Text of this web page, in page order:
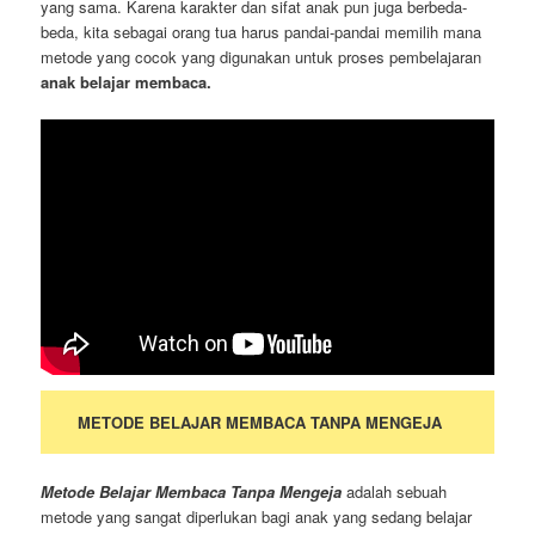
yang sama. Karena karakter dan sifat anak pun juga berbeda-
beda, kita sebagai orang tua harus pandai-pandai memilih mana
metode yang cocok yang digunakan untuk proses pembelajaran
anak belajar membaca.
METODE BELAJAR MEMBACA TANPA MENGEJA
Metode Belajar Membaca Tanpa Mengeja adalah sebuah
metode yang sangat diperlukan bagi anak yang sedang belajar